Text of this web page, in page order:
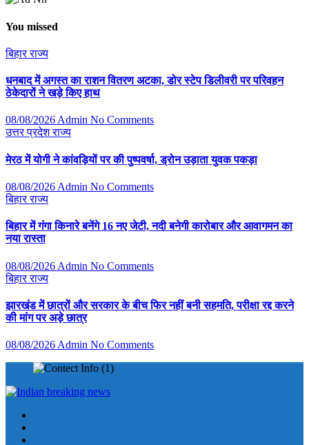
You missed
बिहारराज्य
धनबाद में अगस्त का राशन वितरण अटका, डोर स्टेप डिलीवरी पर परिवहन
ठेकेदारों ने खड़े किए हाथ
08/08/2026Admin No Comments
उत्तर प्रदेशराज्य
मेरठ में योगी ने कांवड़ियों पर की पुष्पवर्षा, ड्रोन उड़ाता युवक पकड़ा
08/08/2026 Admin No Comments
बिहारराज्य
बिहार में गंगा किनारे बनेंगे 16 नए जेटी, नदी बनेगी कारोबार और आवागमन का
नया रास्ता
08/08/2026 Admin No Comments
बिहारराज्य
झारखंड में छात्रों और सरकार के बीच फिर नहीं बनी सहमति, परीक्षा रद्द करने
की मांग पर अड़े छात्र
08/08/2026 Admin No Comments